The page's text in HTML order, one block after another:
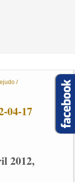
/
04-17
2012,